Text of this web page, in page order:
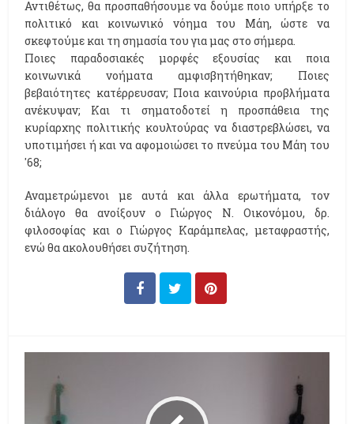
Αντιθέτως, θα προσπαθήσουμε να δούμε ποιο υπήρξε το
πολιτικό και κοινωνικό νόημα του Μάη, ώστε να
σκεφτούμε και τη σημασία του για μας στο σήμερα.
Ποιες παραδοσιακές μορφές εξουσίας και ποια
κοινωνικά νοήματα αμφισβητήθηκαν; Ποιες
βεβαιότητες κατέρρευσαν; Ποια καινούρια προβλήματα
ανέκυψαν; Και τι σηματοδοτεί η προσπάθεια της
κυρίαρχης πολιτικής κουλτούρας να διαστρεβλώσει, να
υποτιμήσει ή και να αφομοιώσει το πνεύμα του Μάη του
'68;
Αναμετρώμενοι με αυτά και άλλα ερωτήματα, τον
διάλογο θα ανοίξουν ο Γιώργος Ν. Οικονόμου, δρ.
φιλοσοφίας και ο Γιώργος Καράμπελας, μεταφραστής,
ενώ θα ακολουθήσει συζήτηση.